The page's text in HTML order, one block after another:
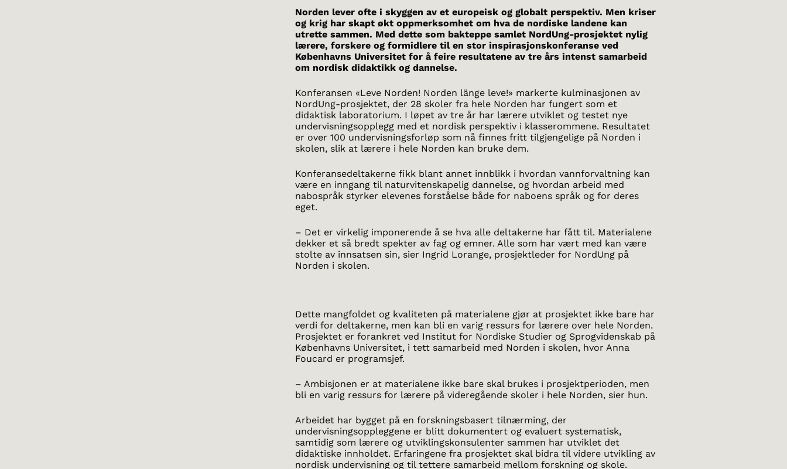
Norden lever ofte i skyggen av et europeisk og globalt perspektiv. Men kriser
og krig har skapt økt oppmerksomhet om hva de nordiske landene kan
utrette sammen. Med dette som bakteppe samlet NordUng-prosjektet nylig
lærere, forskere og formidlere til en stor inspirasjonskonferanse ved
Københavns Universitet for å feire resultatene av tre års intenst samarbeid
om nordisk didaktikk og dannelse.
Konferansen «Leve Norden! Norden länge leve!» markerte kulminasjonen av
NordUng-prosjektet, der 28 skoler fra hele Norden har fungert som et
didaktisk laboratorium. I løpet av tre år har lærere utviklet og testet nye
undervisningsopplegg med et nordisk perspektiv i klasserommene. Resultatet
er over 100 undervisningsforløp som nå finnes fritt tilgjengelige på Norden i
skolen, slik at lærere i hele Norden kan bruke dem.
Konferansedeltakerne fikk blant annet innblikk i hvordan vannforvaltning kan
være en inngang til naturvitenskapelig dannelse, og hvordan arbeid med
nabospråk styrker elevenes forståelse både for naboens språk og for deres
eget.
– Det er virkelig imponerende å se hva alle deltakerne har fått til. Materialene
dekker et så bredt spekter av fag og emner. Alle som har vært med kan være
stolte av innsatsen sin, sier Ingrid Lorange, prosjektleder for NordUng på
Norden i skolen.
Dette mangfoldet og kvaliteten på materialene gjør at prosjektet ikke bare har
verdi for deltakerne, men kan bli en varig ressurs for lærere over hele Norden.
Prosjektet er forankret ved Institut for Nordiske Studier og Sprogvidenskab på
Københavns Universitet, i tett samarbeid med Norden i skolen, hvor Anna
Foucard er programsjef.
– Ambisjonen er at materialene ikke bare skal brukes i prosjektperioden, men
bli en varig ressurs for lærere på videregående skoler i hele Norden, sier hun.
Arbeidet har bygget på en forskningsbasert tilnærming, der
undervisningsoppleggene er blitt dokumentert og evaluert systematisk,
samtidig som lærere og utviklingskonsulenter sammen har utviklet det
didaktiske innholdet. Erfaringene fra prosjektet skal bidra til videre utvikling av
nordisk undervisning og til tettere samarbeid mellom forskning og skole.